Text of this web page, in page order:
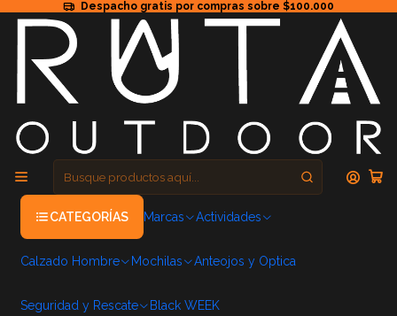
Despacho gratis por compras sobre $100.000
CATEGORÍAS Marcas Actividades
Calzado Hombre Mochilas Anteojos y Optica
Seguridad y Rescate Black WEEK